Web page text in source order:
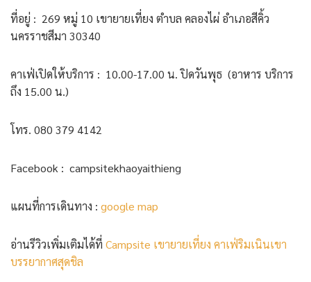
ที่อยู่ : 269 หมู่ 10 เขายายเที่ยง ตำบล คลองไผ่ อำเภอสีคิ้ว
นครราชสีมา 30340
คาเฟ่เปิดให้บริการ : 10.00-17.00 น. ปิดวันพุธ (อาหาร บริการ
ถึง 15.00 น.)
โทร. 080 379 4142
Facebook : campsitekhaoyaithieng
แผนที่การเดินทาง : google map
อ่านรีวิวเพิ่มเติมได้ที่ Campsite เขายายเที่ยง คาเฟ่ริมเนินเขา
บรรยากาศสุดชิล